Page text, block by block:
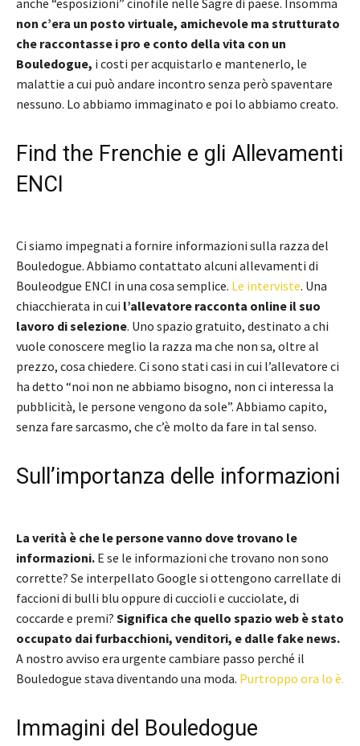
non c’era un posto virtuale, amichevole ma strutturato
che raccontasse i pro e conto della vita con un
Bouledogue, i costi per acquistarlo e mantenerlo, le
malattie a cui può andare incontro senza però spaventare
nessuno. Lo abbiamo immaginato e poi lo abbiamo creato.
Find the Frenchie e gli Allevamenti
ENCI
Ci siamo impegnati a fornire informazioni sulla razza del
Bouledogue. Abbiamo contattato alcuni allevamenti di
Bouleodgue ENCI in una cosa semplice. Le interviste. Una
chiacchierata in cui l’allevatore racconta online il suo
lavoro di selezione. Uno spazio gratuito, destinato a chi
vuole conoscere meglio la razza ma che non sa, oltre al
prezzo, cosa chiedere. Ci sono stati casi in cui l’allevatore ci
ha detto “noi non ne abbiamo bisogno, non ci interessa la
pubblicità, le persone vengono da sole”. Abbiamo capito,
senza fare sarcasmo, che c’è molto da fare in tal senso.
Sull’importanza delle informazioni
La verità è che le persone vanno dove trovano le
informazioni. E se le informazioni che trovano non sono
corrette? Se interpellato Google si ottengono carrellate di
faccioni di bulli blu oppure di cuccioli e cucciolate, di
coccarde e premi? Significa che quello spazio web è stato
occupato dai furbacchioni, venditori, e dalle fake news.
A nostro avviso era urgente cambiare passo perché il
Bouledogue stava diventando una moda. Purtroppo ora lo è.
Immagini del Bouledogue